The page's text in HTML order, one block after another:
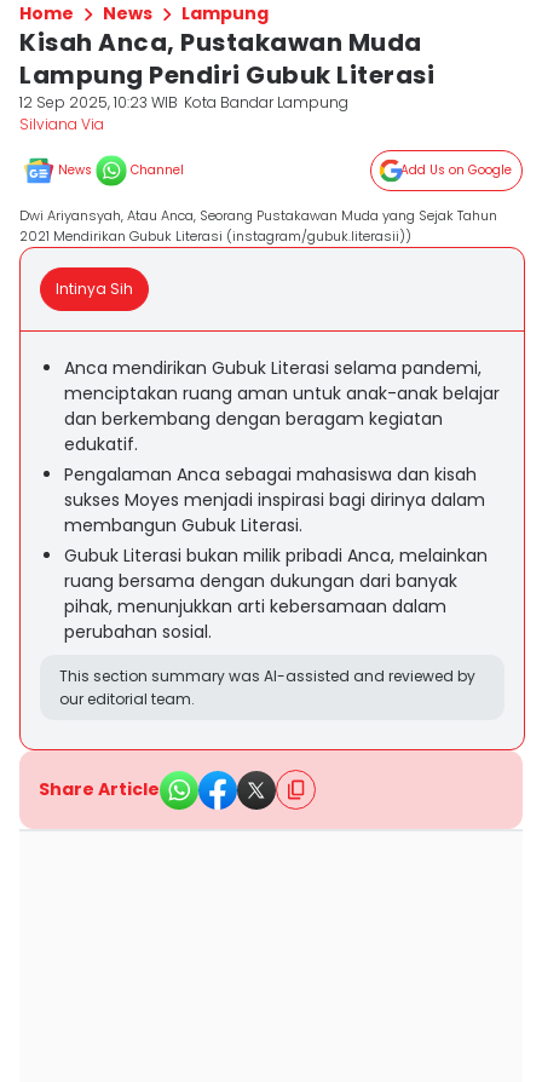
Home News Lampung
Kisah Anca, Pustakawan Muda
Lampung Pendiri Gubuk Literasi
12 Sep 2025, 10:23 WIB Kota Bandar Lampung
Silviana Via
News Channel Add Us on Google
Dwi Ariyansyah, Atau Anca, Seorang Pustakawan Muda yang Sejak Tahun
2021 Mendirikan Gubuk Literasi (instagram/gubuk.literasii))
Intinya Sih
Anca mendirikan Gubuk Literasi selama pandemi,
menciptakan ruang aman untuk anak-anak belajar
dan berkembang dengan beragam kegiatan
edukatif.
Pengalaman Anca sebagai mahasiswa dan kisah
sukses Moyes menjadi inspirasi bagi dirinya dalam
membangun Gubuk Literasi.
Gubuk Literasi bukan milik pribadi Anca, melainkan
ruang bersama dengan dukungan dari banyak
pihak, menunjukkan arti kebersamaan dalam
perubahan sosial.
This section summary was AI-assisted and reviewed by
our editorial team.
Share Article